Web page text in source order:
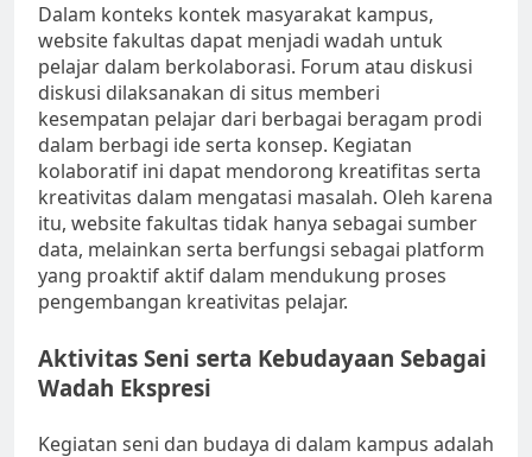
Dalam konteks kontek masyarakat kampus,
website fakultas dapat menjadi wadah untuk
pelajar dalam berkolaborasi. Forum atau diskusi
diskusi dilaksanakan di situs memberi
kesempatan pelajar dari berbagai beragam prodi
dalam berbagi ide serta konsep. Kegiatan
kolaboratif ini dapat mendorong kreatifitas serta
kreativitas dalam mengatasi masalah. Oleh karena
itu, website fakultas tidak hanya sebagai sumber
data, melainkan serta berfungsi sebagai platform
yang proaktif aktif dalam mendukung proses
pengembangan kreativitas pelajar.
Aktivitas Seni serta Kebudayaan Sebagai
Wadah Ekspresi
Kegiatan seni dan budaya di dalam kampus adalah